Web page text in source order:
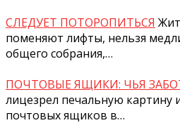
СЛЕДУЕТ ПОТОРОПИТЬСЯ
поменяют лифты, нельзя
общего собрания,…
ПОЧТОВЫЕ ЯЩИКИ: ЧЬЯ
лицезрел печальную картину
почтовых ящиков в…